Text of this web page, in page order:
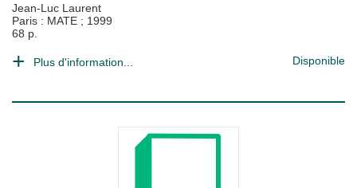
Jean-Luc Laurent
Paris : MATE ; 1999
68 p.
Plus d'information... Disponible